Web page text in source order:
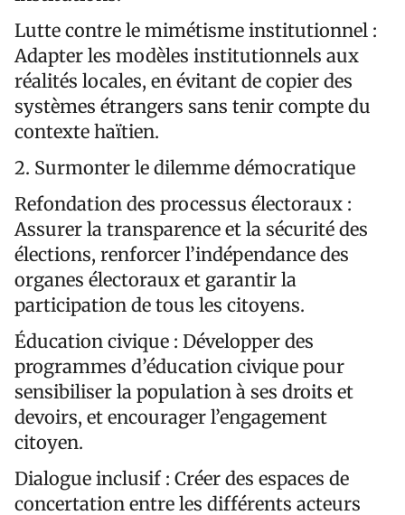
Lutte contre le mimétisme institutionnel :
Adapter les modèles institutionnels aux
réalités locales, en évitant de copier des
systèmes étrangers sans tenir compte du
contexte haïtien.
2.⁠ ⁠Surmonter le dilemme démocratique
Refondation des processus électoraux :
Assurer la transparence et la sécurité des
élections, renforcer l’indépendance des
organes électoraux et garantir la
participation de tous les citoyens.
Éducation civique : Développer des
programmes d’éducation civique pour
sensibiliser la population à ses droits et
devoirs, et encourager l’engagement
citoyen.
Dialogue inclusif : Créer des espaces de
concertation entre les différents acteurs